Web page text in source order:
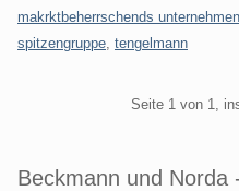
makrktbeherrschends unternehmen
spitzengruppe tengelmann
Seite 1 von 1,
Beckmann und Norda